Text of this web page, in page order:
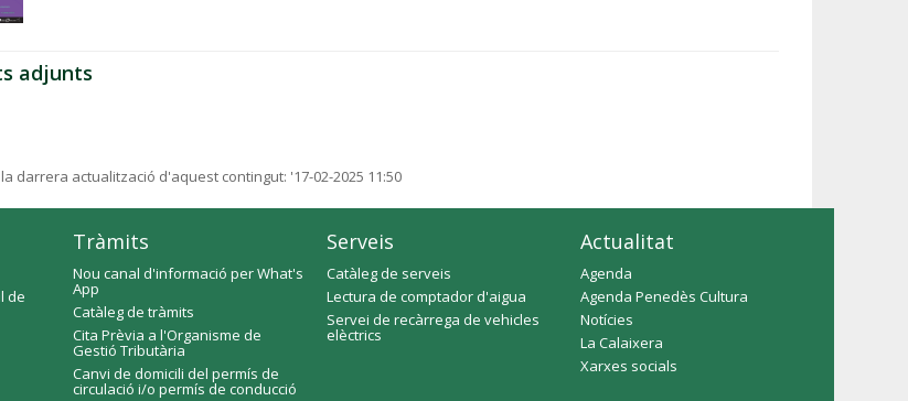
adjunts
darrera actualització d'aquest contingut: '17-02-2025 11:50
de
Tràmits
Nou canal d'informació per What's
App
Catàleg de tràmits
Cita Prèvia a l'Organisme de
Gestió Tributària
Canvi de domicili del permís de
circulació i/o permís de conducció
Serveis
Catàleg de serveis
Lectura de comptador d'aigua
Servei de recàrrega de vehicles
elèctrics
Actualitat
Agenda
Agenda Penedès Cultura
Notícies
La Calaixera
Xarxes socials